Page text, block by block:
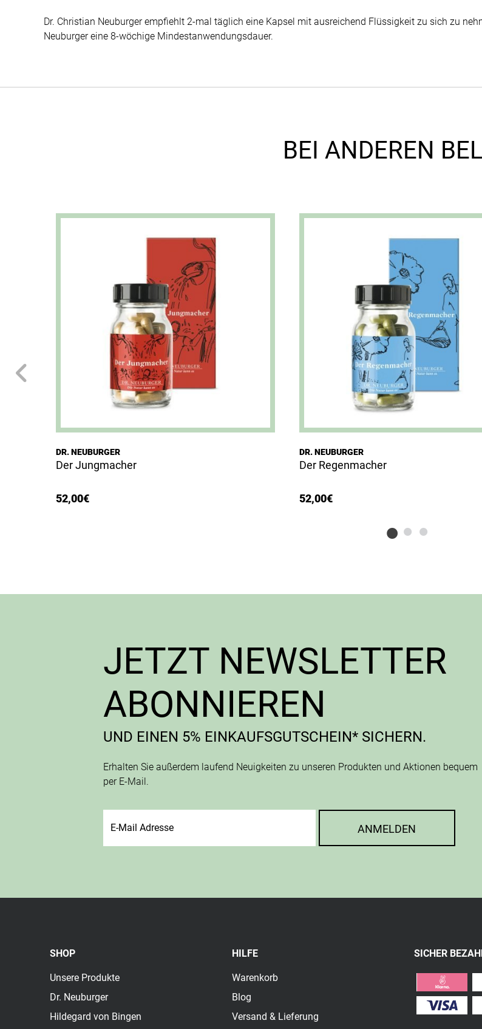
Dr. Christian Neuburger empfiehlt 2-mal täglich eine Kapsel mit ausreichend Flüssigkeit zu sich zu
Neuburger eine 8-wöchige Mindestanwendungsdauer.
BEI ANDEREN
DR. NEUBURGER
Der Jungmacher
52,00€
Dieses Produkt weist mehrere Varianten auf. Die Optionen können auf der Produktseite gewählt werden
DR. NEUBURGER
Der Regenmacher
52,00€
JETZT NEWSLETTER
ABONNIEREN
UND EINEN 5% EINKAUFSGUTSCHEIN* SICHERN.
Erhalten Sie außerdem laufend Neuigkeiten zu unseren Produkten und Aktionen bequem
per E-Mail.
ANMELDEN
SHOP
Unsere Produkte
Dr. Neuburger
Hildegard von Bingen
HILFE
Warenkorb
Blog
Versand & Lieferung
SICHER